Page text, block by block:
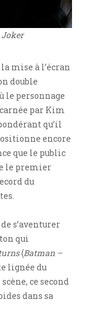
Joker
mise à l’écran
double
le personnage
par Kim
qu’il
encore
que le public
le premier
du
s’aventurer
qui
(Batman –
lignée du
ce second
dans sa